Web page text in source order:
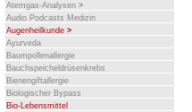
Atemgas-Analysen >
Audio Podcasts Medizin
Augenheilkunde >
Ayurveda
Baumpollenallergie
Bauchspeicheldrüsenkrebs
Bienengiftallergie
Biologischer Bypass
Bio-Lebensmittel